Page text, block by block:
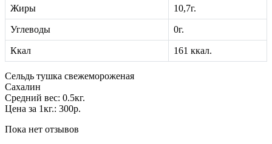
Жиры 10,7г.
Углеводы 0г.
Ккал 161 ккал.
Сельдь тушка свежемороженая
Сахалин
Средний вес: 0.5кг.
Цена за 1кг.: 300р.
Пока нет отзывов